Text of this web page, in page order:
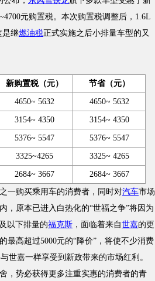
元购置税。本次购置税调整后，1.6L
是继燃油税正式实施之后小排量车型的又
新购置税（元） 节省（元）
4650~ 5632 4650~ 5632
3154~ 4350 3154~ 4350
5376~ 5547 5376~ 5547
3325~4265 3325~ 4265
2684~ 3667
2684~ 3667
购买乘用车的消费者，同时对汽车市场
，原本已进入白热化的“世福之争”将因为
以下排量的福克斯 ，面临着来自世嘉的更
最高超过5000元的“降价”，将使不少消费
世嘉一样享受到新政带来的市场红利。
，势必获得更多注重实惠的消费者的青